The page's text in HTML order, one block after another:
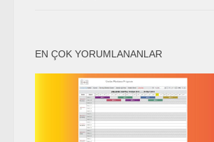
EN ÇOK YORUMLANANLAR